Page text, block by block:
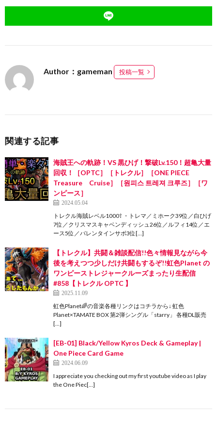
Author：gameman 投稿一覧
関連する記事
海賊王への軌跡！VS 黒ひげ！撃破Lv.150！超亀大量
回収！［OPTC］［トレクル］［ONE PIECE
Treasure Cruise］［원피스 트레져 크루즈］［ワ
ンピース］
2024.05.04
トレクル海賊レベル1000⇧ ・トレマ／ミホーク39位／白ひげ
7位／クリスマスキャベンディッシュ26位／ルフィ14位／エ
ース5位／バレンタインサボ3位[…]
【トレクル】共闘＆雑談配信!!色々情報見ながら今
後を考えつつ少しだけ共闘もするぞ!!虹色Planet の
ワンピーストレジャークルーズまったり生配信
#858【トレクル OPTC 】
2025.11.09
虹色Planet🌈の音楽各種リンクはコチラから↓ 虹色
Planet×TAMATE BOX 第2弾シングル「starry」 各種DL販売
[…]
[EB-01] Black/Yellow Kyros Deck & Gameplay |
One Piece Card Game
2024.06.09
I appreciate you checking out my first youtube video as I play
the One Piec[…]